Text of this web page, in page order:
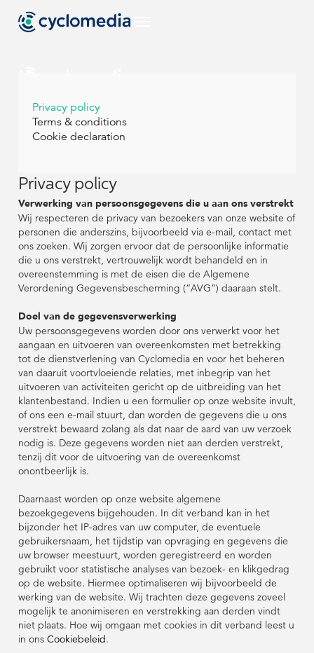
Resources
Bekijk alle bronnen
Case Studies
Webinars & Video's
Nieuws & Blog
Event Agenda
Street Smart
Bekijk onze
bedrijfsinformatie
Over Ons
Carrières
Rijschema
Partners
Duurzaamheid
Contact
US
NL
DE
FR
PL
Login
Demo aanvragen
Sectoren
Bouw & Techniek
Overheid
Verzekeringen
Infrastructuur
Nutsbedrijven &
Energie
Telecommunicatie
Bekijk alle use-
cases
Asset Management
Bestrating &
Oppervlak
Smart City
Veiligheid Voor
Voetgangers
Verkeersveiligheid
Producten &
Technologieën
Bekijk al onze
producten &
technologieën
Captured Data
Assets
Street Smart
Integrations & APIs
Privacy policy
Terms & conditions
Cookie declaration
Privacy policy
Verwerking van persoonsgegevens die u aan ons verstrekt
Wij respecteren de privacy van bezoekers van onze website of
personen die anderszins, bijvoorbeeld via e-mail, contact met
ons zoeken. Wij zorgen ervoor dat de persoonlijke informatie
die u ons verstrekt, vertrouwelijk wordt behandeld en in
overeenstemming is met de eisen die de Algemene
Verordening Gegevensbescherming (“AVG”) daaraan stelt.
Doel van de gegevensverwerking
Uw persoonsgegevens worden door ons verwerkt voor het
aangaan en uitvoeren van overeenkomsten met betrekking
tot de dienstverlening van Cyclomedia en voor het beheren
van daaruit voortvloeiende relaties, met inbegrip van het
uitvoeren van activiteiten gericht op de uitbreiding van het
klantenbestand. Indien u een formulier op onze website invult,
of ons een e-mail stuurt, dan worden de gegevens die u ons
verstrekt bewaard zolang als dat naar de aard van uw verzoek
nodig is. Deze gegevens worden niet aan derden verstrekt,
tenzij dit voor de uitvoering van de overeenkomst
onontbeerlijk is.
Daarnaast worden op onze website algemene
bezoekgegevens bijgehouden. In dit verband kan in het
bijzonder het IP-adres van uw computer, de eventuele
gebruikersnaam, het tijdstip van opvraging en gegevens die
uw browser meestuurt, worden geregistreerd en worden
gebruikt voor statistische analyses van bezoek- en klikgedrag
op de website. Hiermee optimaliseren wij bijvoorbeeld de
werking van de website. Wij trachten deze gegevens zoveel
mogelijk te anonimiseren en verstrekking aan derden vindt
niet plaats. Hoe wij omgaan met cookies in dit verband leest u
in ons Cookiebeleid.
Resources
Bekijk alle bronnen
Case Studies
Webinars & Video's
Nieuws & Blog
Event Agenda
Street Smart
Over Cyclomedia
Bekijk onze
bedrijfsinformatie
Over Ons
Carrières
Rijschema
Partners
Contact
EU
US
NL
DE
FR
PL
Login
Demo aanvragen
Sectoren
Bekijk alle branches
Bouw & Techniek
Overheid
Verzekeringen
Infrastructuur
Nutsbedrijven &
Energie
Telecommunicatie
Use Cases
Bekijk alle use-
cases
Asset Management
Bestrating &
Oppervlak
Smart City
Tax Assessment
Veiligheid Voor
Voetgangers
Verkeersveiligheid
Producten &
Technologieën
Bekijk al onze
technologieën
Captured Data
Assets
Integrations & APIs
Resources
Bekijk alle bronnen
Case Studies
Webinars & Video's
Nieuws & Blog
Event Agenda
Street Smart
Over Cyclomedia
Bekijk onze
bedrijfsinformatie
Over Ons
Carrières
Rijschema
Partners
Contact
EU
US
NL
DE
FR
PL
Login
Demo aanvragen
Sectoren
Bekijk alle branches
Bouw & Techniek
Overheid
Verzekeringen
Infrastructuur
Nutsbedrijven &
Energie
Telecommunicatie
Use Cases
Bekijk alle use-
cases
Asset Management
Bestrating &
Oppervlak
Smart City
Tax Assessment
Veiligheid Voor
Voetgangers
Verkeersveiligheid
Producten &
Technologieën
Bekijk al onze
technologieën
Captured Data
Assets
Integrations & APIs